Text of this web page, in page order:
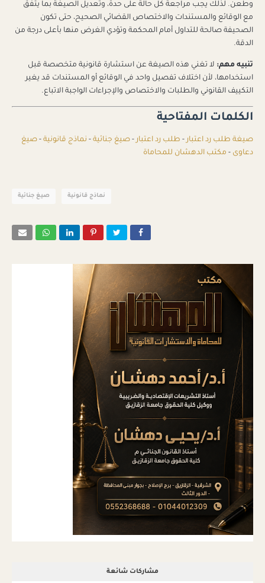
وطعن. لذلك يجب مراجعة كل حالة على حدة، وتعديل الصيغة بما يتفق
مع الوقائع والمستندات والاختصاص القضائي الصحيح، حتى تكون
الصحيفة صالحة للتداول أمام المحكمة وتؤدي الغرض منها بأعلى درجة من
الدقة.
تنبيه مهم: لا تغني هذه الصيغة عن استشارة قانونية متخصصة قبل
استخدامها، لأن اختلاف تفصيل واحد في الوقائع أو المستندات قد يغير
التكييف القانوني والطلبات والاختصاص والإجراءات الواجبة الاتباع.
الكلمات المفتاحية
صيغة طلب رد اعتبار- طلب رد اعتبار- صيغ جنائية - نماذج قانونية - صيغ
دعاوى - مكتب الدهشان للمحاماة
صيغ جنائية نماذج قانونية
مشاركات شائعة